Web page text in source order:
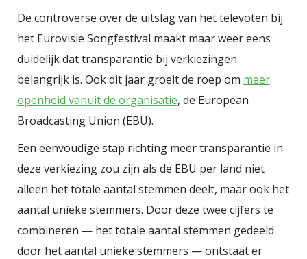
herinnering aan die act van Nemo,
maar die is best goed. En heerlijk
queer, ik hoop zo dat ook dit jaar,
ondanks alle perikelen, er weer
veel van zulke acts zullen
Donald Trump in het gezicht te
pissen. In your face Donald, met je
veiligheidsstrategie. Sodemieter
op. Bizar toch eigenlijk, dat mijn
gedachtegang via het Eurovisie
De controverse over de uitslag van het televoten bij
het Eurovisie Songfestival maakt maar weer eens
duidelijk dat transparantie bij verkiezingen
belangrijk is. Ook dit jaar groeit de roep om meer
openheid vanuit de organisatie, de European
Broadcasting Union (EBU).
Een eenvoudige stap richting meer transparantie in
deze verkiezing zou zijn als de EBU per land niet
alleen het totale aantal stemmen deelt, maar ook het
aantal unieke stemmers. Door deze twee cijfers te
combineren — het totale aantal stemmen gedeeld
door het aantal unieke stemmers — ontstaat er